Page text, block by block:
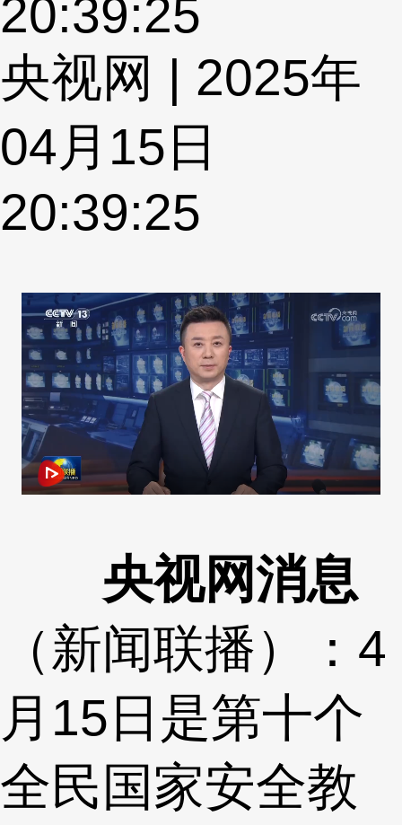
20:39:25
央视网 | 2025年
04月15日
20:39:25
央视网消息
（新闻联播）：4
月15日是第十个
全民国家安全教